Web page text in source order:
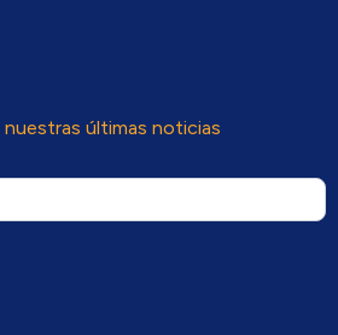
nuestras últimas noticias